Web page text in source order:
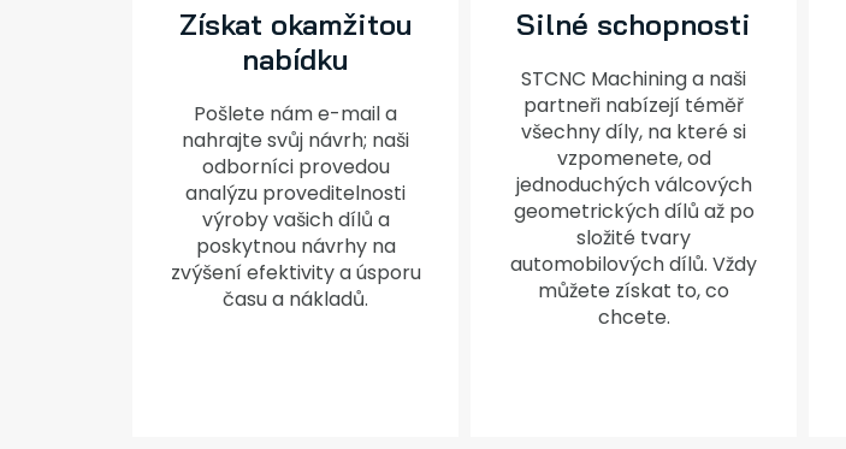
Získat okamžitou
nabídku
Pošlete nám e-mail a
nahrajte svůj návrh; naši
odborníci provedou
analýzu proveditelnosti
výroby vašich dílů a
poskytnou návrhy na
zvýšení efektivity a úsporu
času a nákladů.
Silné schopnosti
STCNC Machining a naši
partneři nabízejí téměř
všechny díly, na které si
vzpomenete, od
jednoduchých válcových
geometrických dílů až po
složité tvary
automobilových dílů. Vždy
můžete získat to, co
chcete.